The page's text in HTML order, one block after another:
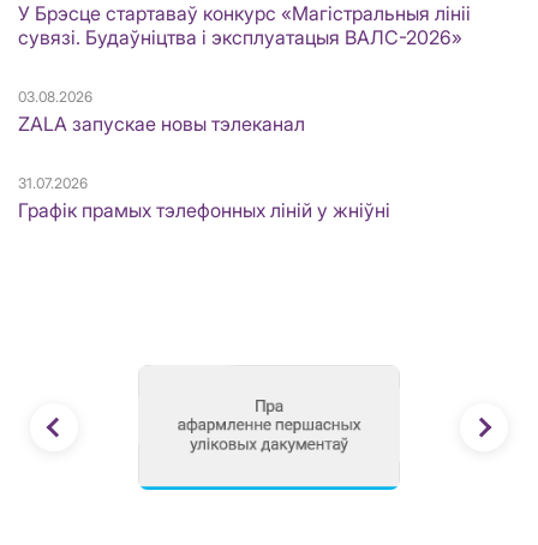
У Брэсце стартаваў конкурс «Магістральныя лініі
сувязі. Будаўніцтва і эксплуатацыя ВАЛС-2026»
03.08.2026
ZALA запускае новы тэлеканал
31.07.2026
Графік прамых тэлефонных ліній у жніўні